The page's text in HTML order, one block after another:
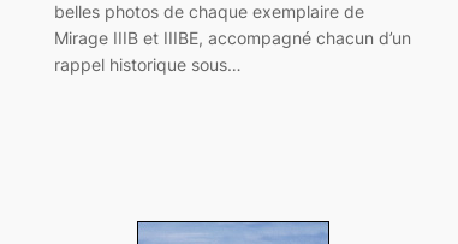
belles photos de chaque exemplaire de
Mirage IIIB et IIIBE, accompagné chacun d’un
rappel historique sous…